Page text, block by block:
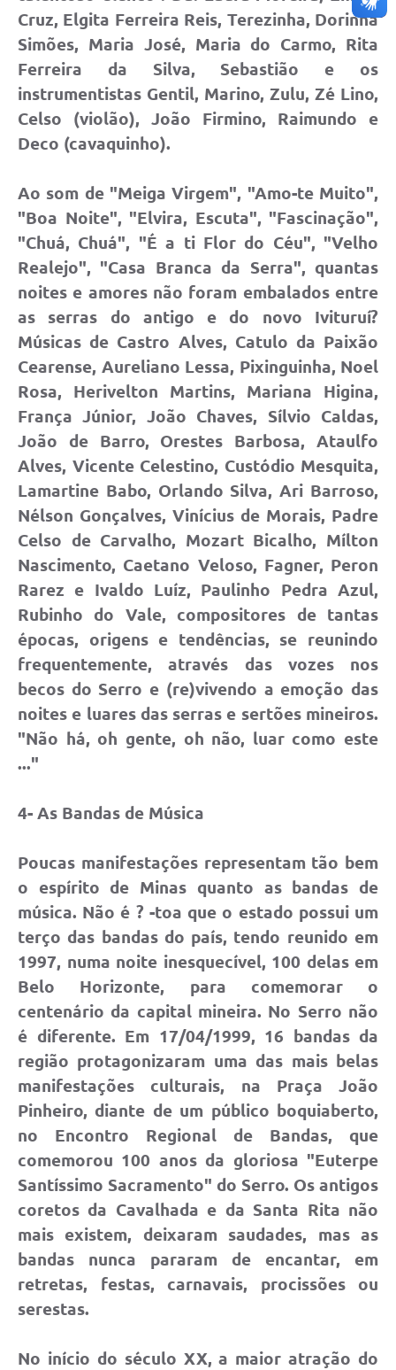
Cruz, Elgita Ferreira Reis, Terezinha, Dorinha
Simões, Maria José, Maria do Carmo, Rita
Ferreira da Silva, Sebastião e os
instrumentistas Gentil, Marino, Zulu, Zé Lino,
Celso (violão), João Firmino, Raimundo e
Deco (cavaquinho).
Ao som de "Meiga Virgem", "Amo-te Muito",
"Boa Noite", "Elvira, Escuta", "Fascinação",
"Chuá, Chuá", "É a ti Flor do Céu", "Velho
Realejo", "Casa Branca da Serra", quantas
noites e amores não foram embalados entre
as serras do antigo e do novo Ivituruí?
Músicas de Castro Alves, Catulo da Paixão
Cearense, Aureliano Lessa, Pixinguinha, Noel
Rosa, Herivelton Martins, Mariana Higina,
França Júnior, João Chaves, Sílvio Caldas,
João de Barro, Orestes Barbosa, Ataulfo
Alves, Vicente Celestino, Custódio Mesquita,
Lamartine Babo, Orlando Silva, Ari Barroso,
Nélson Gonçalves, Vinícius de Morais, Padre
Celso de Carvalho, Mozart Bicalho, Mílton
Nascimento, Caetano Veloso, Fagner, Peron
Rarez e Ivaldo Luíz, Paulinho Pedra Azul,
Rubinho do Vale, compositores de tantas
épocas, origens e tendências, se reunindo
frequentemente, através das vozes nos
becos do Serro e (re)vivendo a emoção das
noites e luares das serras e sertões mineiros.
"Não há, oh gente, oh não, luar como este
..."
4- As Bandas de Música
Poucas manifestações representam tão bem
o espírito de Minas quanto as bandas de
música. Não é ? -toa que o estado possui um
terço das bandas do país, tendo reunido em
1997, numa noite inesquecível, 100 delas em
Belo Horizonte, para comemorar o
centenário da capital mineira. No Serro não
é diferente. Em 17/04/1999, 16 bandas da
região protagonizaram uma das mais belas
manifestações culturais, na Praça João
Pinheiro, diante de um público boquiaberto,
no Encontro Regional de Bandas, que
comemorou 100 anos da gloriosa "Euterpe
Santíssimo Sacramento" do Serro. Os antigos
coretos da Cavalhada e da Santa Rita não
mais existem, deixaram saudades, mas as
bandas nunca pararam de encantar, em
retretas, festas, carnavais, procissões ou
serestas.
No início do século XX, a maior atração do